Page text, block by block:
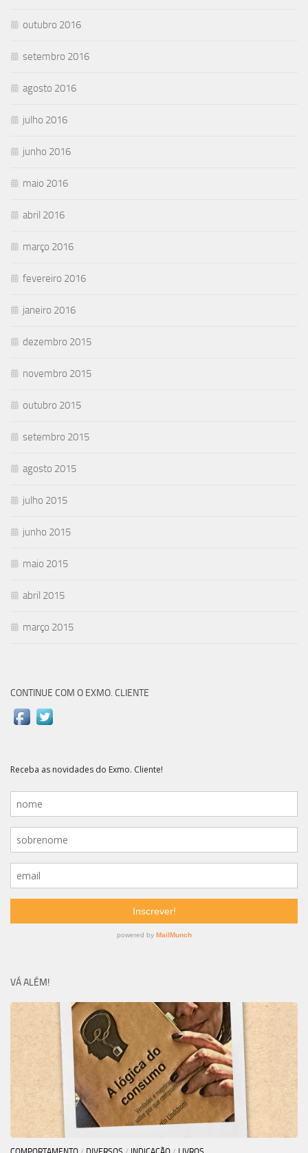
outubro 2016
setembro 2016
agosto 2016
julho 2016
junho 2016
maio 2016
abril 2016
março 2016
fevereiro 2016
janeiro 2016
dezembro 2015
novembro 2015
outubro 2015
setembro 2015
agosto 2015
julho 2015
junho 2015
maio 2015
abril 2015
março 2015
CONTINUE COM O EXMO. CLIENTE
VÁ ALÉM!